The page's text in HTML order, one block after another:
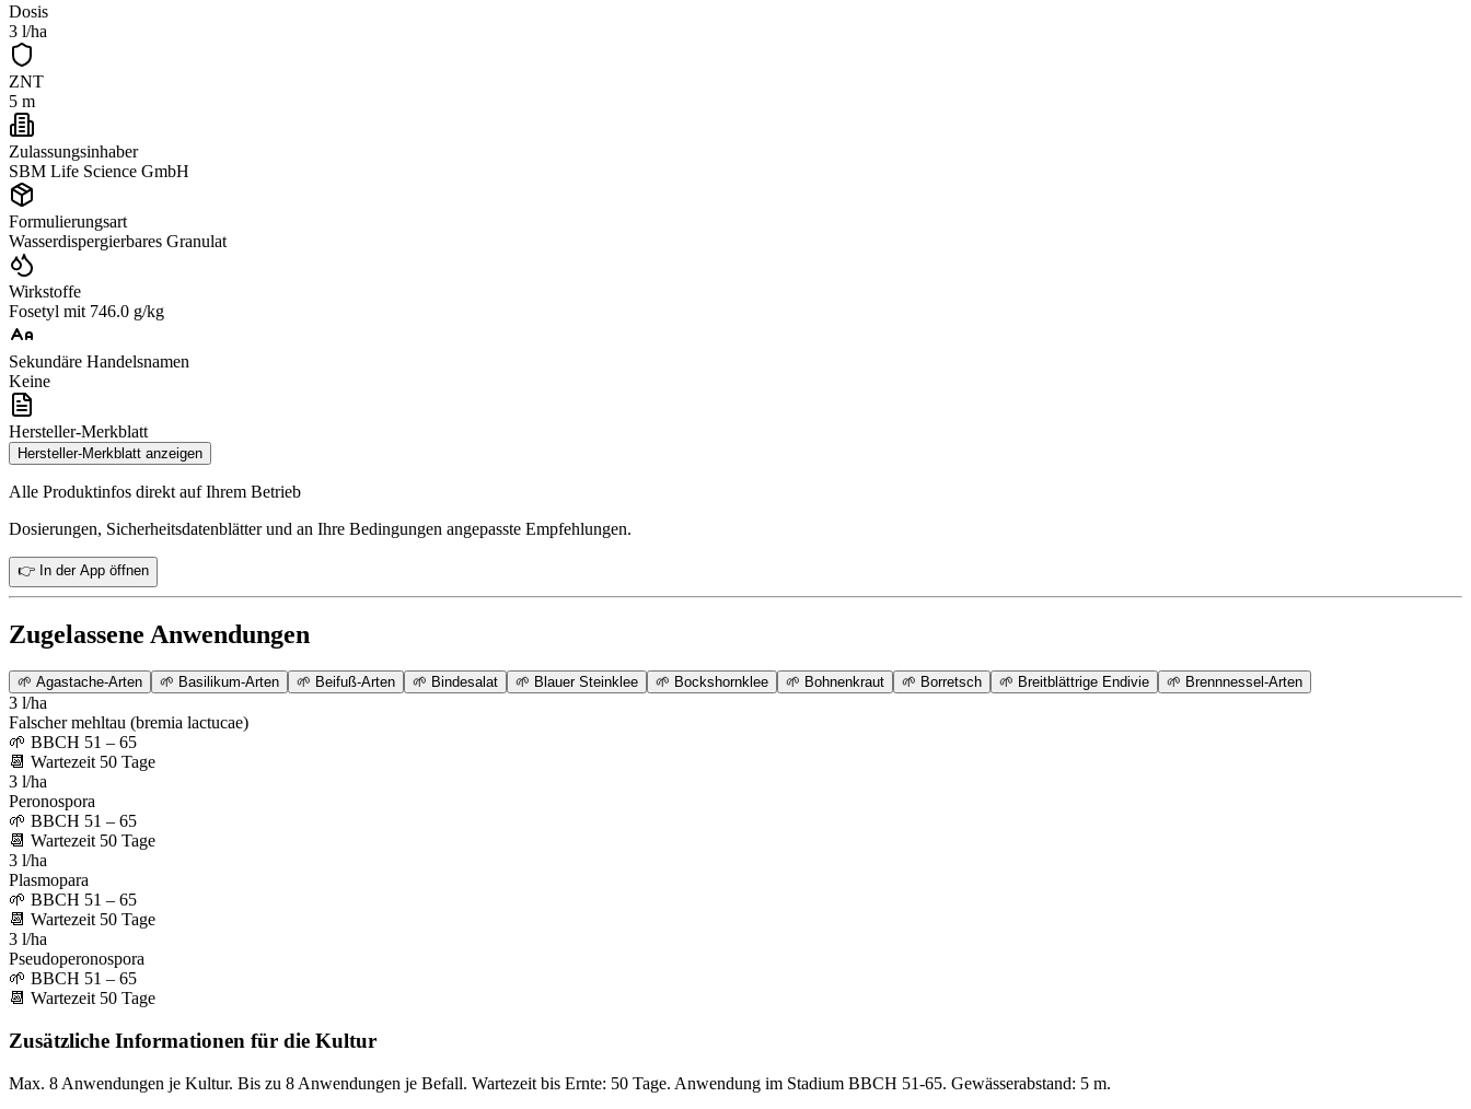
Dosis
3 l/ha
ZNT
5 m
Zulassungsinhaber
SBM Life Science GmbH
Formulierungsart
Wasserdispergierbares Granulat
Wirkstoffe
Fosetyl mit 746.0 g/kg
Sekundäre Handelsnamen
Keine
Hersteller-Merkblatt
Hersteller-Merkblatt anzeigen
Alle Produktinfos direkt auf Ihrem Betrieb
Dosierungen, Sicherheitsdatenblätter und an Ihre Bedingungen angepasste Empfehlungen.
👉 In der App öffnen
Zugelassene Anwendungen
🌱 Agastache-Arten 🌱 Basilikum-Arten 🌱 Beifuß-Arten 🌱 Bindesalat 🌱 Blauer Steinklee 🌱 Bockshornklee 🌱 Bohnenkraut 🌱 Borretsch 🌱 Breitblättrige Endivie 🌱 Brennnessel-Arten
3 l/ha
Falscher mehltau (bremia lactucae)
🌱 BBCH 51 – 65
📆 Wartezeit 50 Tage
3 l/ha
Peronospora
🌱 BBCH 51 – 65
📆 Wartezeit 50 Tage
3 l/ha
Plasmopara
🌱 BBCH 51 – 65
📆 Wartezeit 50 Tage
3 l/ha
Pseudoperonospora
🌱 BBCH 51 – 65
📆 Wartezeit 50 Tage
Zusätzliche Informationen für die Kultur
Max. 8 Anwendungen je Kultur. Bis zu 8 Anwendungen je Befall. Wartezeit bis Ernte: 50 Tage. Anwendung im Stadium BBCH 51-65. Gewässerabstand: 5 m.